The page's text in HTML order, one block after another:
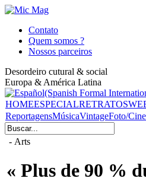
Contato
Quem somos ?
Nossos parceiros
Desordeiro cutural & social
Europa & América Latina
HOMEESPECIALRETRATOS
ReportagensMúsicaVintageFoto/Cine
- Arts
« Plus de 90 %